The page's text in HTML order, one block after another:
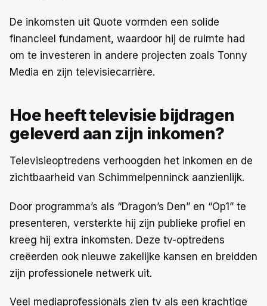
De inkomsten uit Quote vormden een solide
financieel fundament, waardoor hij de ruimte had
om te investeren in andere projecten zoals Tonny
Media en zijn televisiecarrière.
Hoe heeft televisie bijdragen
geleverd aan zijn inkomen?
Televisieoptredens verhoogden het inkomen en de
zichtbaarheid van Schimmelpenninck aanzienlijk.
Door programma’s als “Dragon’s Den” en “Op1” te
presenteren, versterkte hij zijn publieke profiel en
kreeg hij extra inkomsten. Deze tv-optredens
creëerden ook nieuwe zakelijke kansen en breidden
zijn professionele netwerk uit.
Veel mediaprofessionals zien tv als een krachtige